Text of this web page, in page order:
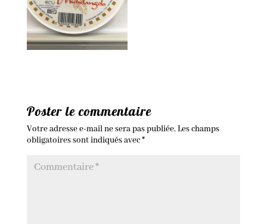
Poster le commentaire
Votre adresse e-mail ne sera pas publiée.Les champs
obligatoires sont indiqués avec*